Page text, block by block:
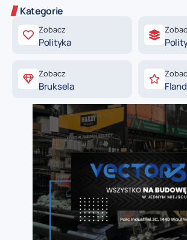
Kategorie
Zobacz
Polityka
Zobacz
Bruksela